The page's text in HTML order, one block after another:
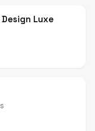
Luxe